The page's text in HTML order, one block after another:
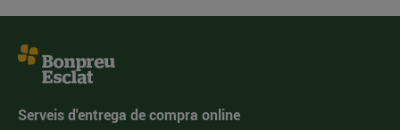
Serveis d'entrega de compra online